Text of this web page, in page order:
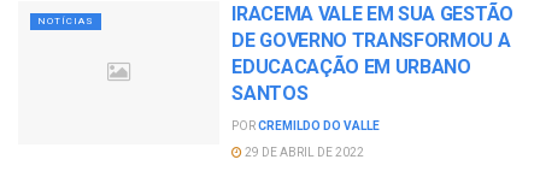
NOTÍCIAS
IRACEMA VALE EM SUA GESTÃO
DE GOVERNO TRANSFORMOU A
EDUCACAÇÃO EM URBANO
SANTOS
PORCREMILDO DO VALLE
29 DE ABRIL DE 2022